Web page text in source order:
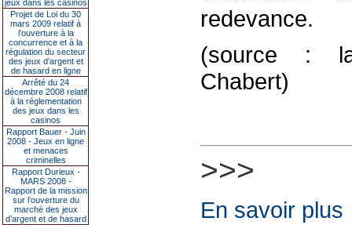
jeux dans les casinos
Projet de Loi du 30
mars 2009 relatif à
l’ouverture à la
concurrence et à la
régulation du secteur
des jeux d’argent et
de hasard en ligne
Arrêté du 24
décembre 2008 relatif
à la réglementation
des jeux dans les
casinos
Rapport Bauer - Juin
2008 - Jeux en ligne
et menaces
criminelles
Rapport Durieux -
MARS 2008 -
Rapport de la mission
sur l’ouverture du
marché des jeux
d’argent et de hasard
redevance.
(source :
Chabert)
>>>
En savoir plus